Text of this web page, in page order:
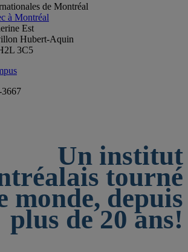
de Montréal
à Montréal
Est
Hubert-Aquin
3C5
3667
Un institut
tourné
monde, depuis
plus de 20 ans!